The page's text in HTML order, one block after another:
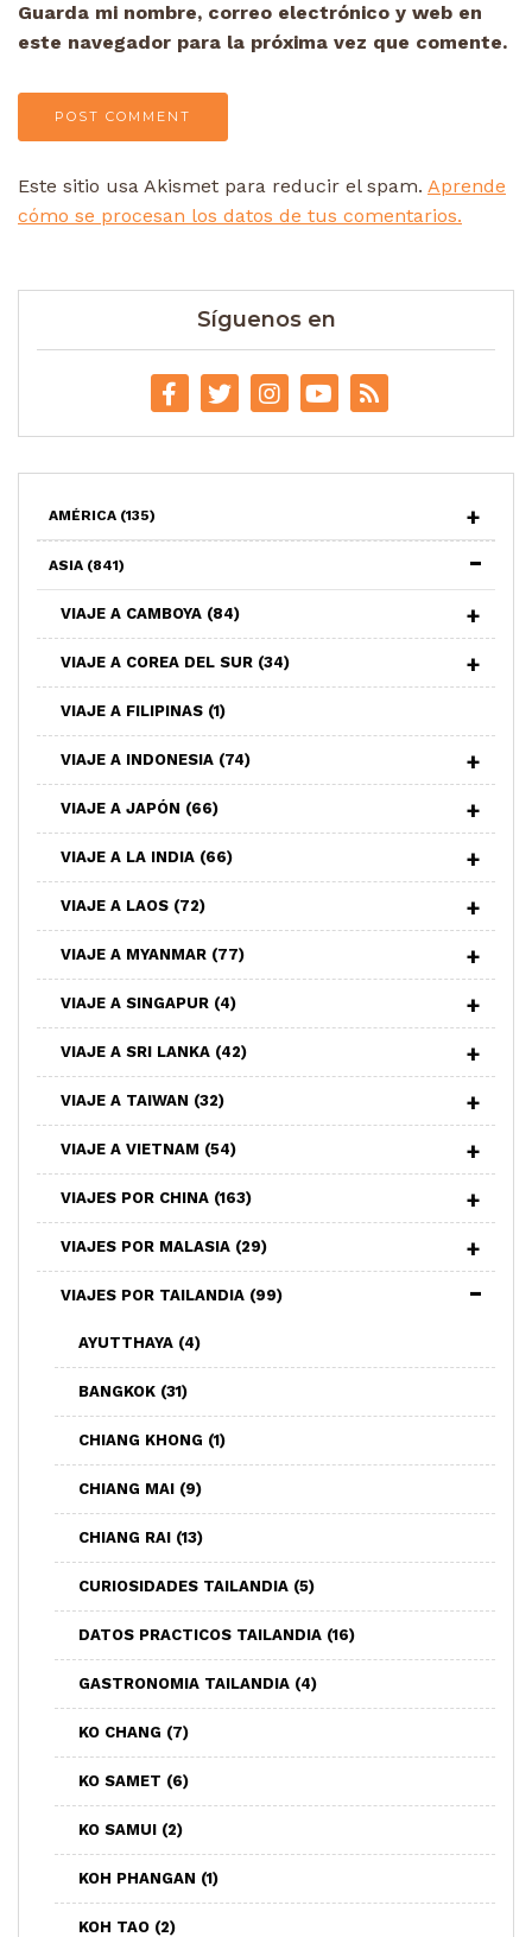
Guarda mi nombre, correo electrónico y web en
este navegador para la próxima vez que comente.
Este sitio usa Akismet para reducir el spam. Aprende
cómo se procesan los datos de tus comentarios.
Síguenos en
AMÉRICA (135)
ASIA (841)
VIAJE A CAMBOYA (84)
VIAJE A COREA DEL SUR (34)
VIAJE A FILIPINAS (1)
VIAJE A INDONESIA (74)
VIAJE A JAPÓN (66)
VIAJE A LA INDIA (66)
VIAJE A LAOS (72)
VIAJE A MYANMAR (77)
VIAJE A SINGAPUR (4)
VIAJE A SRI LANKA (42)
VIAJE A TAIWAN (32)
VIAJE A VIETNAM (54)
VIAJES POR CHINA (163)
VIAJES POR MALASIA (29)
VIAJES POR TAILANDIA (99)
AYUTTHAYA (4)
BANGKOK (31)
CHIANG KHONG (1)
CHIANG MAI (9)
CHIANG RAI (13)
CURIOSIDADES TAILANDIA (5)
DATOS PRACTICOS TAILANDIA (16)
GASTRONOMIA TAILANDIA (4)
KO CHANG (7)
KO SAMET (6)
KO SAMUI (2)
KOH PHANGAN (1)
KOH TAO (2)